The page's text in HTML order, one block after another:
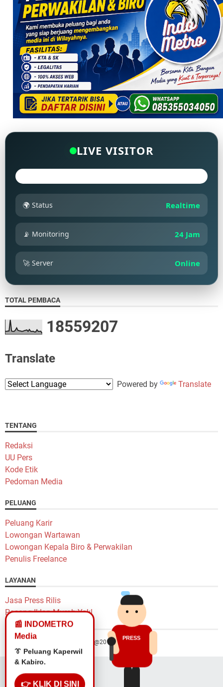
📰 INDOMETRO
Media
👔 Peluang Kaperwil
& Kabiro.
👉 KLIK DI SINI
PRESS
LIVE VISITOR
🌍 Status Realtime
📡 Monitoring 24 Jam
🚀 Server Online
TOTAL PEMBACA
18559207
Translate
Powered by Translate
TENTANG
Redaksi
UU Pers
Kode Etik
Pedoman Media
PELUANG
Peluang Karir
Lowongan Wartawan
Lowongan Kepala Biro & Perwakilan
Penulis Freelance
LAYANAN
Jasa Press Rilis
Pasang Iklan Murah Yok!
Hak Cipta @2014 Indometro Grup